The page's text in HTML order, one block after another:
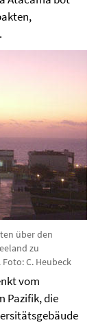
über den
zu
C. Heubeck
vom
Pazifik, die